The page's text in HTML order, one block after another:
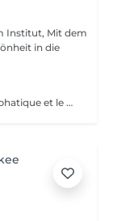
in die
Ce massage relaxant stimule le drainage lymphatique et le métabolisme du corps par sa désacidification et renforce le système immunitaire. Rituel beauté quotidien, moment rien qu'à soi, instant privilégié cocooning du week-end. Les moments pour prendre soin de soi sont rares et pourtant si importants. Votre peau a besoin d'hydratation, votre corps a besoin d'être chouchouté à bien des égards. Trop souvent mis de côté, les massages professionnels du corps sont pourtant indispensables à votre bien-être et permettent de concentrer le massage aux endroits désirés.